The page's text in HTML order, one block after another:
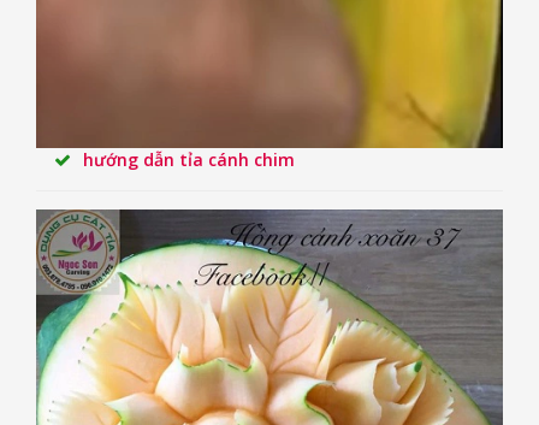
hướng dẫn tỉa cánh chim